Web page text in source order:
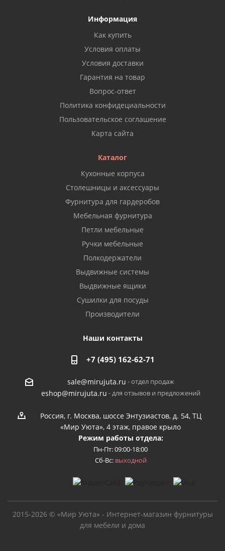
Информация
Как купить
Условия оплаты
Условия доставки
Гарантия на товар
Вопрос-ответ
Политика конфидециальности
Пользовательское соглашение
Карта сайта
Каталог
Кухонные корпуса
Столешницы и аксессуары
Фурнитура для гардеробов
Мебельная фурнитура
Петли мебельные
Ручки мебельные
Полкодержатели
Выдвижные системы
Выдвижные ящики
Сушилки для посуды
Производители
Наши контакты
+7 (495) 162-62-71
sale@mirujuta.ru - отдел продаж
eshop@mirujuta.ru - для отзывов и предложений
Россия, г. Москва, шоссе Энтузиастов, д. 54, ТЦ
«Мир Уюта», 4 этаж, правое крыло
Режим работы отдела:
Пн-Пт: 09:00-18:00
Сб-Вс: выходной
2015-2026 © «Мир Уюта» - Интернет-магазин фурнитуры
для мебели и дома